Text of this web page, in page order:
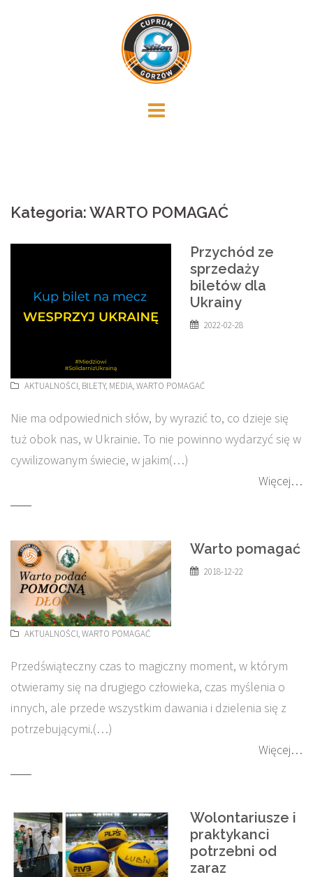
Kategoria:WARTO POMAGAĆ
Przychód ze
sprzedaży
biletów dla
Ukrainy
2022-02-28
AKTUALNOŚCI, BILETY, MEDIA,WARTO POMAGAĆ
Nie ma odpowiednich słów, by wyrazić to, co dzieje się
tuż obok nas, w Ukrainie. To nie powinno wydarzyć się w
cywilizowanym świecie, w jakim(…)
Więcej…
Warto pomagać
2018-12-22
AKTUALNOŚCI,WARTO POMAGAĆ
Przedświąteczny czas to magiczny moment, w którym
otwieramy się na drugiego człowieka, czas myślenia o
innych, ale przede wszystkim dawania i dzielenia się z
potrzebującymi.(…)
Więcej…
Wolontariusze i
praktykanci
potrzebni od
zaraz